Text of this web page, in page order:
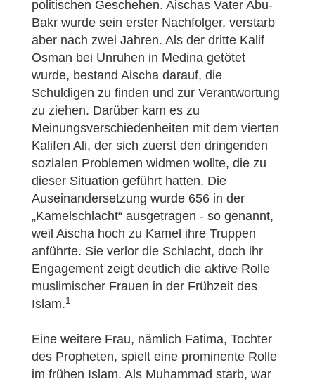
politischen Geschehen. Aischas Vater Abu-
Bakr wurde sein erster Nachfolger, verstarb
aber nach zwei Jahren. Als der dritte Kalif
Osman bei Unruhen in Medina getötet
wurde, bestand Aischa darauf, die
Schuldigen zu finden und zur Verantwortung
zu ziehen. Darüber kam es zu
Meinungsverschiedenheiten mit dem vierten
Kalifen Ali, der sich zuerst den dringenden
sozialen Problemen widmen wollte, die zu
dieser Situation geführt hatten. Die
Auseinandersetzung wurde 656 in der
„Kamelschlacht“ ausgetragen - so genannt,
weil Aischa hoch zu Kamel ihre Truppen
anführte. Sie verlor die Schlacht, doch ihr
Engagement zeigt deutlich die aktive Rolle
muslimischer Frauen in der Frühzeit des
Islam.1
Eine weitere Frau, nämlich Fatima, Tochter
des Propheten, spielt eine prominente Rolle
im frühen Islam. Als Muhammad starb, war